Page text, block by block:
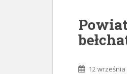
12 września